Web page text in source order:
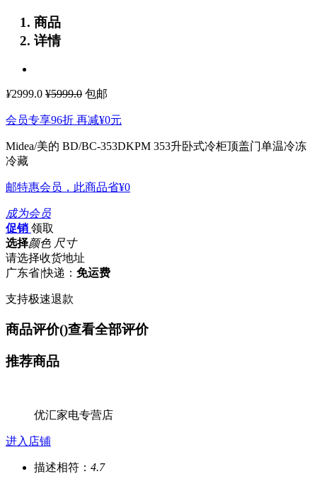
商品
详情
¥2999.0 ¥5999.0 包邮
会员专享96折 再减¥0元
Midea/美的 BD/BC-353DKPM 353升卧式冷柜顶盖门单温冷冻
冷藏
邮特惠会员，此商品省¥0
成为会员
促销 领取
选择颜色 尺寸
请选择收货地址
广东省|快递： 免运费
支持极速退款
商品评价()查看全部评价
推荐商品
优汇家电专营店
进入店铺
描述相符： 4.7